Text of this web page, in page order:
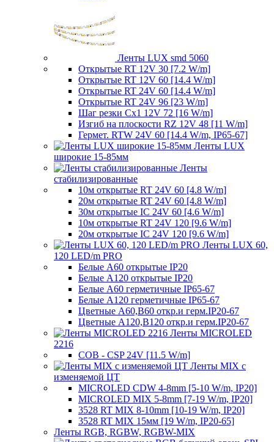
Ленты LUX smd 5060
Открытые RT 12V 30 [7.2 W/m]
Открытые RT 12V 60 [14.4 W/m]
Открытые RT 24V 60 [14.4 W/m]
Открытые RT 24V 96 [23 W/m]
Шаг резки Cx1 12V 72 [16 W/m]
Изгиб на плоскости RZ 12V 48 [11 W/m]
Гермет. RTW 24V 60 [14.4 W/m, IP65-67]
Ленты LUX
широкие 15-85мм
Ленты
стабилизированные
10м открытые RT 24V 60 [4.8 W/m]
20м открытые RT 24V 60 [4.8 W/m]
30м открытые IC 24V 60 [4.6 W/m]
10м открытые RT 24V 120 [9.6 W/m]
20м открытые IC 24V 120 [9.6 W/m]
Ленты LUX 60,
120 LED/m PRO
Белые A60 открытые IP20
Белые A120 открытые IP20
Белые A60 герметичные IP65-67
Белые A120 герметичные IP65-67
Цветные A60,B60 откр.и герм.IP20-67
Цветные A120,B120 откр.и герм.IP20-67
Ленты MICROLED
2216
COB - CSP 24V [11.5 W/m]
Ленты MIX с
изменяемой ЦТ
MICROLED CDW 4-8mm [5-10 W/m, IP20]
MICROLED MIX 5-8mm [7-19 W/m, IP20]
3528 RT MIX 8-10mm [10-19 W/m, IP20]
3528 RT MIX 15мм [19 W/m, IP20-65]
Ленты RGB, RGBW, RGBW-MIX